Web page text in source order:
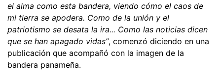
el alma como esta bandera, viendo cómo el caos de
mi tierra se apodera. Como de la unión y el
patriotismo se desata la ira... Como las noticias dicen
que se han apagado vidas”, comenzó diciendo en una
publicación que acompañó con la imagen de la
bandera panameña.